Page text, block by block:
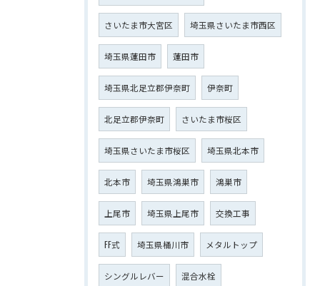
さいたま市大宮区 埼玉県さいたま市西区
埼玉県蓮田市 蓮田市
埼玉県北足立郡伊奈町 伊奈町
北足立郡伊奈町 さいたま市桜区
埼玉県さいたま市桜区 埼玉県北本市
北本市 埼玉県鴻巣市 鴻巣市
上尾市 埼玉県上尾市 交換工事
FF式 埼玉県桶川市 メタルトップ
シングルレバー 混合水栓